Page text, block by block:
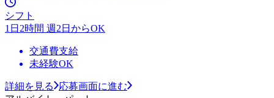
シフト
1日2時間 週2日からOK
交通費支給
未経験OK
詳細を見る
応募画面に進む